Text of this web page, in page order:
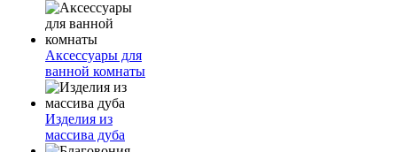
Аксессуары для
ванной комнаты
Изделия из
массива дуба